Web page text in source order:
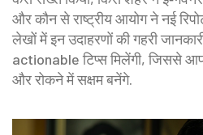
और कौन से राष्ट्रीय आयोग ने नई
लेखों में इन उदाहरणों की गहरी
actionable टिप्स मिलेंगी, जिससे आप
और रोकने में सक्षम बनेंगे.